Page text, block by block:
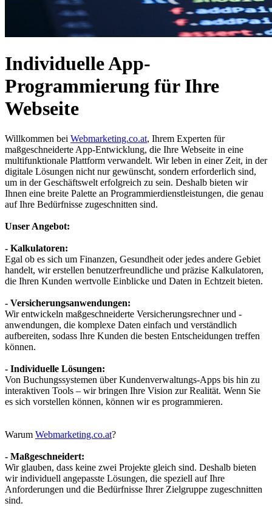
Individuelle App-
Programmierung für Ihre
Webseite
Willkommen bei Webmarketing.co.at, Ihrem Experten für
maßgeschneiderte App-Entwicklung, die Ihre Webseite in eine
multifunktionale Plattform verwandelt. Wir leben in einer Zeit, in der
digitale Lösungen nicht nur gewünscht, sondern erforderlich sind,
um in der Geschäftswelt erfolgreich zu sein. Deshalb bieten wir
Ihnen eine breite Palette an Programmierdienstleistungen, die genau
auf Ihre Bedürfnisse zugeschnitten sind.
Unser Angebot:
- Kalkulatoren:
Egal ob es sich um Finanzen, Gesundheit oder jedes andere Gebiet
handelt, wir erstellen benutzerfreundliche und präzise Kalkulatoren,
die Ihren Kunden wertvolle Einblicke und Daten in Echtzeit bieten.
- Versicherungsanwendungen:
Wir entwickeln maßgeschneiderte Versicherungsrechner und -
anwendungen, die komplexe Daten einfach und verständlich
aufbereiten, sodass Ihre Kunden die besten Entscheidungen treffen
können.
- Individuelle Lösungen:
Von Buchungssystemen über Kundenverwaltungs-Apps bis hin zu
interaktiven Tools – wir bringen Ihre Vision zur Realität. Wenn Sie
es sich vorstellen können, können wir es programmieren.
Warum Webmarketing.co.at?
- Maßgeschneidert:
Wir glauben, dass keine zwei Projekte gleich sind. Deshalb bieten
wir individuell angepasste Lösungen, die speziell auf Ihre
Anforderungen und die Bedürfnisse Ihrer Zielgruppe zugeschnitten
sind.